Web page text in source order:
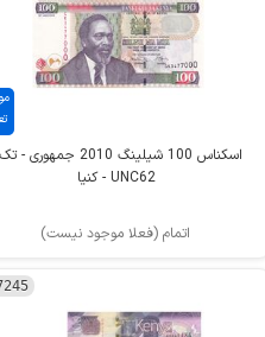
اسکناس 100 شیلینگ 2010 جمهوری
UNC62 - کنیا
اتمام (فعلا موجود نیست)